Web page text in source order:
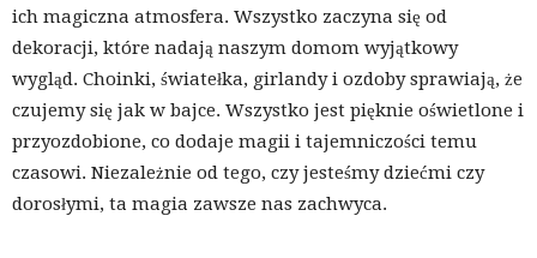
ich magiczna atmosfera. Wszystko zaczyna się od
dekoracji, które nadają naszym domom wyjątkowy
wygląd. Choinki, światełka, girlandy i ozdoby sprawiają, że
czujemy się jak w bajce. Wszystko jest pięknie oświetlone i
przyozdobione, co dodaje magii i tajemniczości temu
czasowi. Niezależnie od tego, czy jesteśmy dziećmi czy
dorosłymi, ta magia zawsze nas zachwyca.